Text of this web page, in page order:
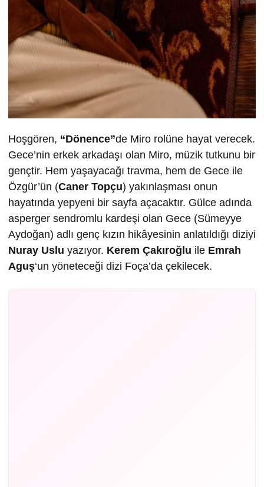
Hoşgören, “Dönence”de Miro rolüne hayat verecek.
Gece’nin erkek arkadaşı olan Miro, müzik tutkunu bir
gençtir. Hem yaşayacağı travma, hem de Gece ile
Özgür’ün (Caner Topçu) yakınlaşması onun
hayatında yepyeni bir sayfa açacaktır. Gülce adında
asperger sendromlu kardeşi olan Gece (Sümeyye
Aydoğan) adlı genç kızın hikâyesinin anlatıldığı diziyi
Nuray Uslu yazıyor. Kerem Çakıroğlu ile Emrah
Aguş‘un yöneteceği dizi Foça’da çekilecek.